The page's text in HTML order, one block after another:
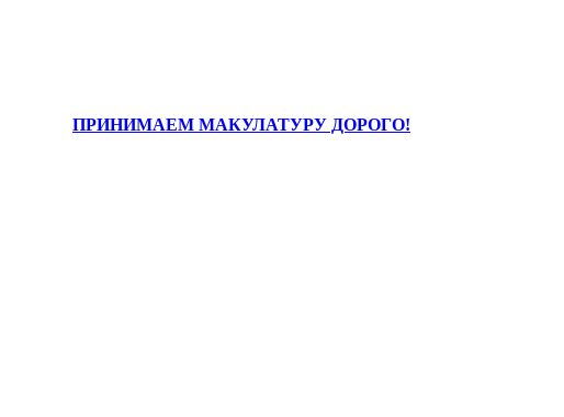
ПРИНИМАЕМ МАКУЛАТУРУ ДОРОГО!